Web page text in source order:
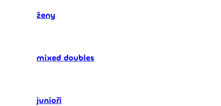
ženy
mixed doubles
junioři